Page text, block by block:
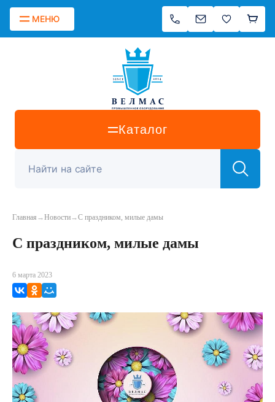
МЕНЮ
Каталог
Главная →Новости→С праздником, милые дамы
С праздником, милые дамы
6 марта 2023
ВКонтакте
Одноклассники
Мой Мир